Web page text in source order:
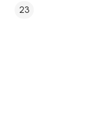
23